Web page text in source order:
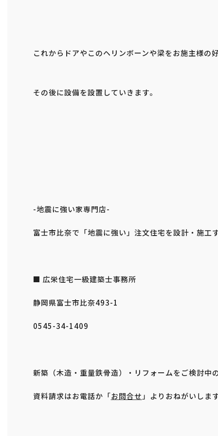
これからドアやこのヘリンボーンや梁をお施主様の
その後に設備を設置していきます。
-地震に強い家専門店-
富士市比奈で「地震に強い」注文住宅を設計・施工
■ 広栄住宅一級建築士事務所
静岡県富士市比奈493-1
0545-34-1409
新築（木造・重量鉄骨造）・リフォームをご検討中
資料請求はお電話か「お問合せ 」よりおねがいしま